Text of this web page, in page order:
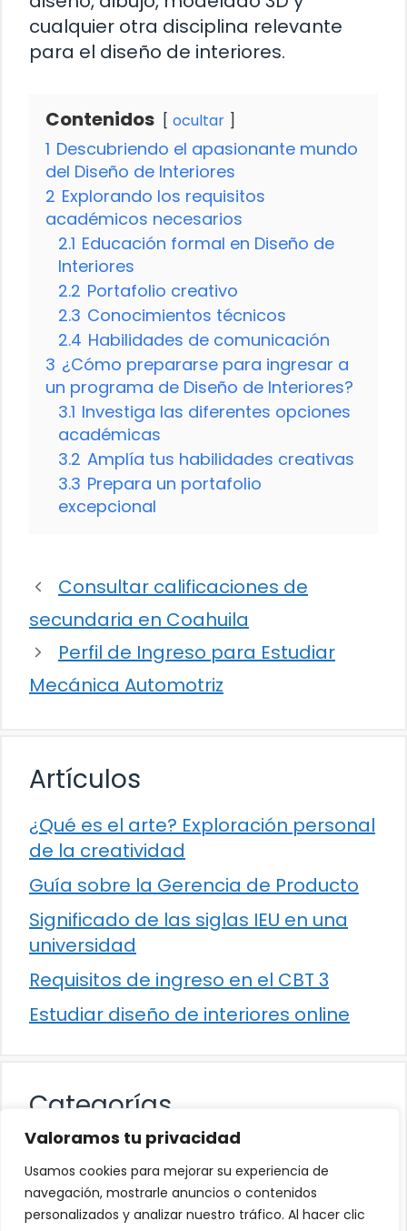
Valoramos tu privacidad
Usamos cookies para mejorar su experiencia de
navegación, mostrarle anuncios o contenidos
personalizados y analizar nuestro tráfico. Al hacer clic
cualquier otra disciplina relevante
para el diseño de interiores.
Contenidos ocultar
1 Descubriendo el apasionante mundo
del Diseño de Interiores
2 Explorando los requisitos
académicos necesarios
2.1 Educación formal en Diseño de
Interiores
2.2 Portafolio creativo
2.3 Conocimientos técnicos
2.4 Habilidades de comunicación
3 ¿Cómo prepararse para ingresar a
un programa de Diseño de Interiores?
3.1 Investiga las diferentes opciones
académicas
3.2 Amplía tus habilidades creativas
3.3 Prepara un portafolio
excepcional
Consultar calificaciones de
secundaria en Coahuila
Perfil de Ingreso para Estudiar
Mecánica Automotriz
Artículos
¿Qué es el arte? Exploración personal
de la creatividad
Guía sobre la Gerencia de Producto
Significado de las siglas IEU en una
universidad
Requisitos de ingreso en el CBT 3
Estudiar diseño de interiores online
Categorías
Cultura
Educación
Eventos